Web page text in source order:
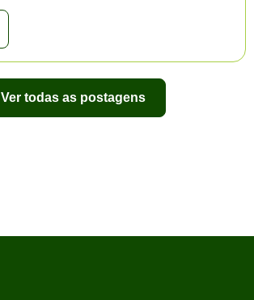
Ver todas as postagens